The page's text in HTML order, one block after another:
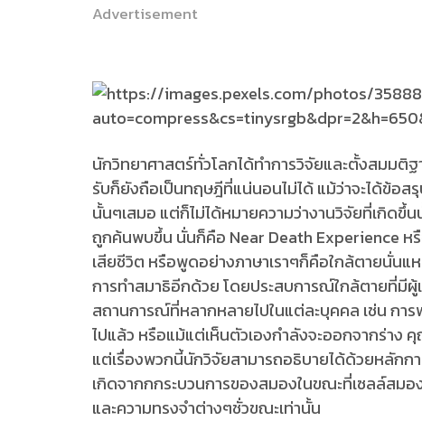
Advertisement
นักวิทยาศาสตร์ทั่วโลกได้ทำการวิจัยและตั้งสมมติ
รับก็ยังถือเป็นทฤษฎีที่แน่นอนไม่ได้​ แม้ว่าจะได้ข้อ
นั้นๆเสมอ​ แต่ก็ไม่ได้หมายความว่างานวิจัยที่เกิด
ถูกค้นพบขึ้น​ นั่นก็คือ​ Near Death Experience ห
เสียชีวิต​ หรือพูดอย่างภาษาเราๆก็คือใกล้ตายนั่นแ
การทำสมาธิ​อีกด้วย​ โดยประสบการณ์​ใกล้ตายที่มีผู้
สถานการณ์​ที่หลากหลายไปในแต่ละบุคคล​ เช่น​ ก
ไปแล้ว​ หรือแม้แต่เห็นตัวเองกำลังจะออกจากร่าง​
แต่เรื่องพวกนี้นักวิจัยสามารถอธิบายได้ด้วยหลักก
เกิดจากกกระบวนการของสมองในขณะที่เซลล์สม
และความทรงจำต่างๆชั่วขณะเท่านั้น